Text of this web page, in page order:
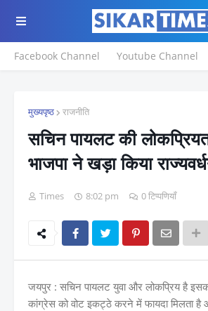
Facebook Channel Youtube Channel
मुख्यपृष्ठ राजनीति
सचिन पायलट की
भाजपा ने खड़ा किया
Times 8:02 pm 0 टिप्पणियाँ
जयपुर : सचिन पायलट युवा और लोकप्रिय है
कांग्रेस को वोट इकट्ठे करने में फायदा मिलता है